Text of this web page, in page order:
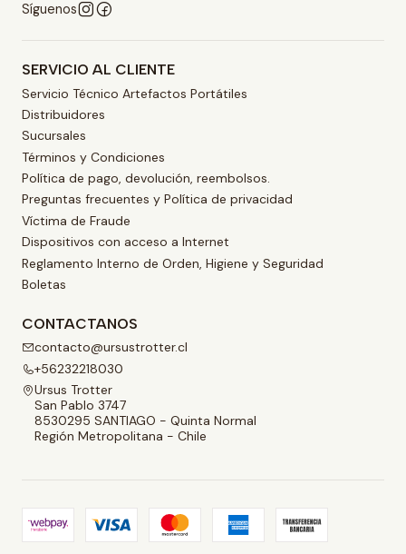
Síguenos
SERVICIO AL CLIENTE
Servicio Técnico Artefactos Portátiles
Distribuidores
Sucursales
Términos y Condiciones
Política de pago, devolución, reembolsos.
Preguntas frecuentes y Política de privacidad
Víctima de Fraude
Dispositivos con acceso a Internet
Reglamento Interno de Orden, Higiene y Seguridad
Boletas
CONTACTANOS
contacto@ursustrotter.cl
+56232218030
Ursus Trotter
San Pablo 3747
8530295 SANTIAGO - Quinta Normal
Región Metropolitana - Chile